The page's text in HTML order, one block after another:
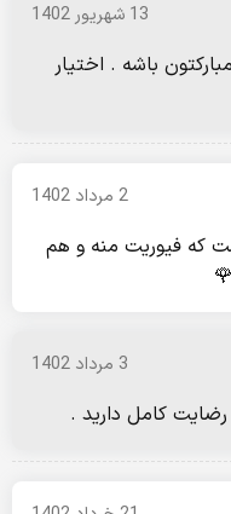
13 شهریور 1402
باشه . اختیار
2 مرداد 1402
که فیوریت منه و هم
3 مرداد 1402
کامل دارید .